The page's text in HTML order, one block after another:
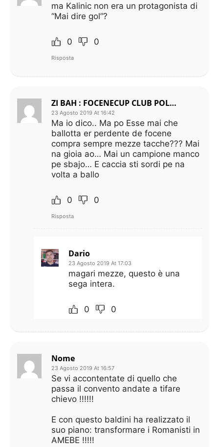
ma Kalinic non era un protagonista di
“Mai dire gol”?
0 0
Risposta
ZI BAH : FOCENECUP CLUB POLLOTTO ER PERDENTE DE FOCENE
23 Agosto 2019 At 16:42
Ma io dico.. Ma po Esse mai che
ballotta er perdente de focene
compra sempre mezze tacche??? Mai
na gioia ao… Mai un campione manco
pe sbajo… E caccia sti sordi pe na
volta a ballo
0 0
Risposta
Dario
23 Agosto 2019 At 17:03
magari mezze, questo è una
sega intera.
0 0
Nome
23 Agosto 2019 At 16:57
Se vi accontentate di quello che
passa il convento andate a tifare
chievo !!!!!!
E con questo baldini ha realizzato il
suo piano: transformare i Romanisti in
AMEBE !!!!!